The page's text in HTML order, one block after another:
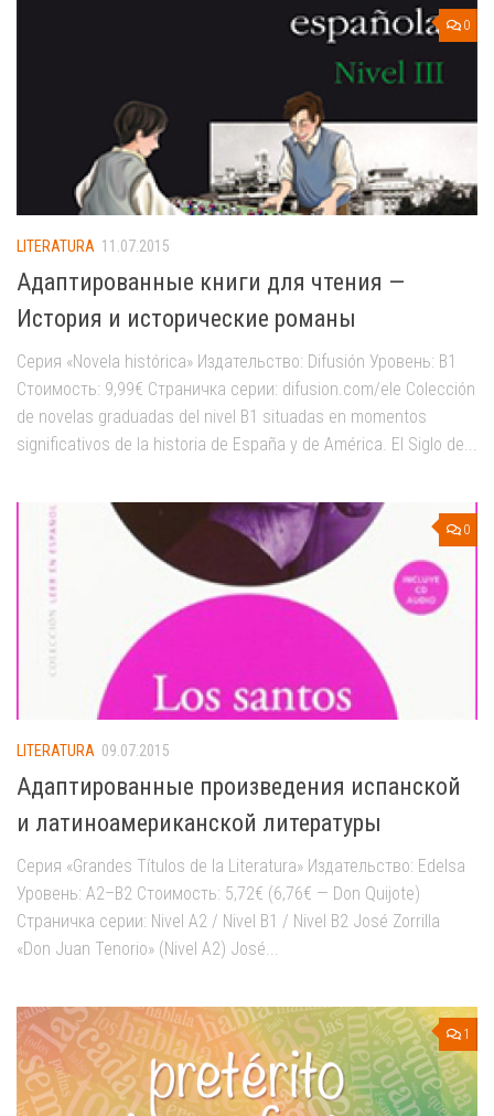
0
LITERATURA 11.07.2015
Адаптированные книги для чтения —
История и исторические романы
Серия «Novela histórica» Издательство: Difusión Уровень: B1
Стоимость: 9,99€ Страничка серии: difusion.com/ele Colección
de novelas graduadas del nivel B1 situadas en momentos
significativos de la historia de España y de América. El Siglo de...
0
LITERATURA 09.07.2015
Адаптированные произведения испанской
и латиноамериканской литературы
Серия «Grandes Títulos de la Literatura» Издательство: Edelsa
Уровень: A2–B2 Стоимость: 5,72€ (6,76€ — Don Quijote)
Страничка серии: Nivel A2 / Nivel B1 / Nivel B2 José Zorrilla
«Don Juan Tenorio» (Nivel A2) José...
1